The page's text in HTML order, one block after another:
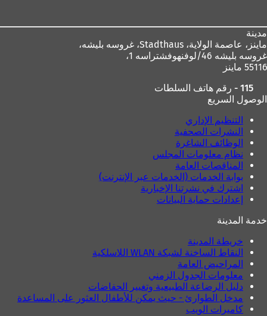
مدينة
ماينز، عاصمة الولاية،
غروسه بليشه 46/لوفنهوفشتراسه 1،
55116 ماينز
115 - رقم هاتف السلطات
الوصول السريع
التنظيم الإداري
النشرات الصحفية
الوظائف الشاغرة
نظام معلومات المجلس
المناقصات العامة
بوابة الخدمات (الخدمات عبر الإنترنت)
اشترك في نشرتنا الإخبارية
إعدادات حماية البيانات
خدمة المدينة
خريطة المدينة
النقاط الساخنة لشبكة WLAN اللاسلكية
المراحيض العامة
معلومات الجدول الزمني
دليل الرضاعة الطبيعية وتغيير الحفاضات
مدخل الطوارئ - حيث يمكن للأطفال العثور على المساعدة
كاميرات الويب